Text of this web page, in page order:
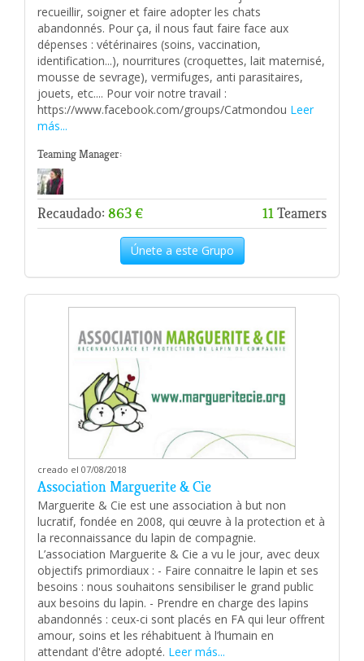
recueillir, soigner et faire adopter les chats
abandonnés. Pour ça, il nous faut faire face aux
dépenses : vétérinaires (soins, vaccination,
identification...), nourritures (croquettes, lait maternisé,
mousse de sevrage), vermifuges, anti parasitaires,
jouets, etc.... Pour voir notre travail :
https://www.facebook.com/groups/Catmondou Leer
más...
Teaming Manager:
Recaudado: 863 € 11Teamers
Únete a este Grupo
creado el 07/08/2018
Association Marguerite & Cie
Marguerite & Cie est une association à but non
lucratif, fondée en 2008, qui œuvre à la protection et à
la reconnaissance du lapin de compagnie.
L’association Marguerite & Cie a vu le jour, avec deux
objectifs primordiaux : - Faire connaitre le lapin et ses
besoins : nous souhaitons sensibiliser le grand public
aux besoins du lapin. - Prendre en charge des lapins
abandonnés : ceux-ci sont placés en FA qui leur offrent
amour, soins et les réhabituent à l’humain en
attendant d'être adopté. Leer más...